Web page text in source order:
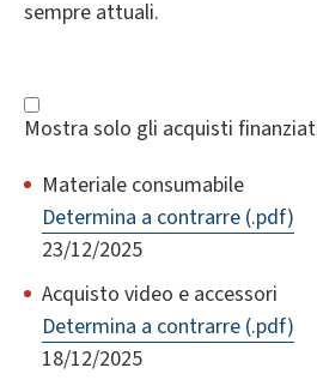
sempre attuali.
Mostra solo gli acquisti
Materiale consumabile
Determina a contrarre (.pdf)
23/12/2025
Acquisto video e accessori
Determina a contrarre (.pdf)
18/12/2025